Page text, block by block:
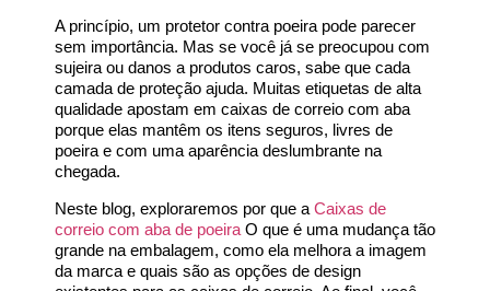
A princípio, um protetor contra poeira pode parecer
sem importância. Mas se você já se preocupou com
sujeira ou danos a produtos caros, sabe que cada
camada de proteção ajuda. Muitas etiquetas de alta
qualidade apostam em caixas de correio com aba
porque elas mantêm os itens seguros, livres de
poeira e com uma aparência deslumbrante na
chegada.
Neste blog, exploraremos por que a Caixas de
correio com aba de poeira O que é uma mudança tão
grande na embalagem, como ela melhora a imagem
da marca e quais são as opções de design